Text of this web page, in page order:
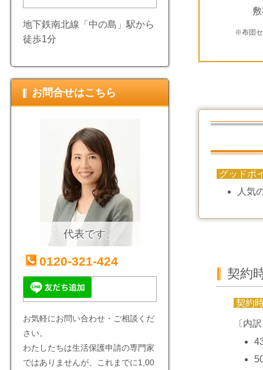
※布団セ
グッドポ
人気
契約
契約
〔内
地下鉄南北線「中の島」駅から
徒歩1分
お問合せはこちら
代表です。
0120-321-424
お気軽にお問い合わせ・ご相談くだ
さい。
わたしたちは生活保護申請の専門家
ではありませんが、これまでに1,00